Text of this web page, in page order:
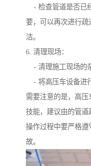
- 检查管道是否已
要，可以再次进行
洁。
6. 清理现场：
- 清理施工现场的
- 将高压车设备进
需要注意的是，高
技能，建议由的管
操作过程中要严格
故。